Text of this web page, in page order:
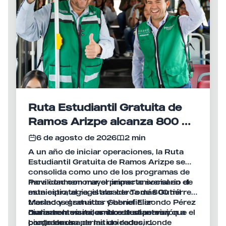
Ruta Estudiantil Gratuita de
Ramos Arizpe alcanza 800 mil
viajes en su primer año
6 de agosto de 2026
2 min
A un año de iniciar operaciones, la Ruta
Estudiantil Gratuita de Ramos Arizpe se
consolida como uno de los programas de
movilidad con mayor impacto social en el
municipio, al registrar cerca de 800 mil
traslados gratuitos y beneficiar
diariamente a miles de estudiantes y
ciudadanos.
Para conmemorar el primer aniversario de
esta estrategia, el alcalde Tomás Gutiérrez
Merino y el senador Gabriel Elizondo Pérez
realizaron un recorrido de supervisión a
bordo de una de las unidades, donde
Durante la visita, ambos destacaron que el
programa ha permitido reducir